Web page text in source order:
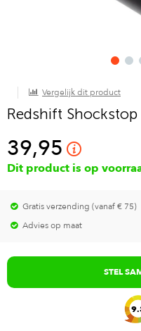
Vergelijk dit product
Redshift
39,95
Dit product is op
Gratis verzending (vanaf € 75)
Advies op maat
STEL